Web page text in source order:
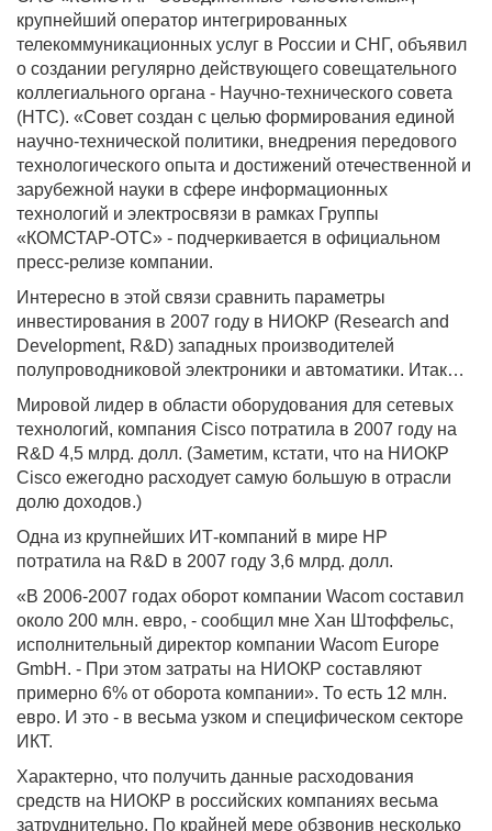
крупнейший оператор интегрированных
телекоммуникационных услуг в России и СНГ, объявил
о создании регулярно действующего совещательного
коллегиального органа - Научно-технического совета
(НТС). «Совет создан с целью формирования единой
научно-технической политики, внедрения передового
технологического опыта и достижений отечественной и
зарубежной науки в сфере информационных
технологий и электросвязи в рамках Группы
«КОМСТАР-ОТС» - подчеркивается в официальном
пресс-релизе компании.
Интересно в этой связи сравнить параметры
инвестирования в 2007 году в НИОКР (Research and
Development, R&D) западных производителей
полупроводниковой электроники и автоматики. Итак…
Мировой лидер в области оборудования для сетевых
технологий, компания Cisco потратила в 2007 году на
R&D 4,5 млрд. долл. (Заметим, кстати, что на НИОКР
Cisco ежегодно расходует самую большую в отрасли
долю доходов.)
Одна из крупнейших ИТ-компаний в мире HP
потратила на R&D в 2007 году 3,6 млрд. долл.
«В 2006-2007 годах оборот компании Wacom составил
около 200 млн. евро, - сообщил мне Хан Штоффельс,
исполнительный директор компании Wacom Europe
GmbH. - При этом затраты на НИОКР составляют
примерно 6% от оборота компании». То есть 12 млн.
евро. И это - в весьма узком и специфическом секторе
ИКТ.
Характерно, что получить данные расходования
средств на НИОКР в российских компаниях весьма
затруднительно. По крайней мере обзвонив несколько